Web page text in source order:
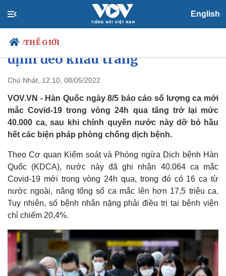
English
/THẾ GIỚI
Chính trị
Đảng
Tổ chức nhân sự
Quốc hội
Nhận diện sự thật
Xã hội
Tin 24h
Dự báo thời tiết
Giáo dục
Dấu ấn VOV
Việc làm
Biển đảo
Số ca mắc Covid-19 tại Hàn Quốc
tăng trở lại sau khi dỡ bỏ quy
định đeo khẩu trang
Chủ Nhật, 12:10, 08/05/2022
VOV.VN - Hàn Quốc ngày 8/5 báo cáo số lượng ca mới
mắc Covid-19 trong vòng 24h qua tăng trở lại mức
40.000 ca, sau khi chính quyền nước này dỡ bỏ hầu
hết các biện pháp phòng chống dịch bệnh.
Theo Cơ quan Kiểm soát và Phòng ngừa Dịch bệnh Hàn
Quốc (KDCA), nước này đã ghi nhận 40.064 ca mắc
Covid-19 mới trong vòng 24h qua, trong đó có 16 ca từ
nước ngoài, nâng tổng số ca mắc lên hơn 17,5 triệu ca.
Tuy nhiên, số bệnh nhân nặng phải điều trị tại bệnh viện
chỉ chiếm 20,4%.